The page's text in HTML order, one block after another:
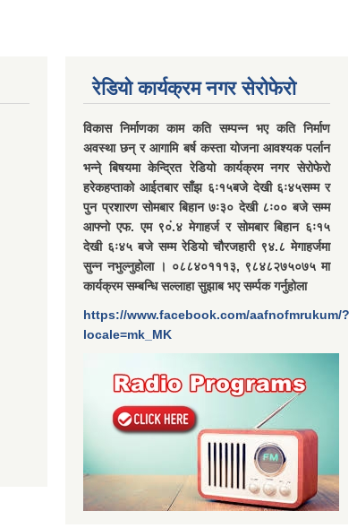
रेडियो कार्यक्रम नगर सेरोफेरो
विकास निर्माणका काम कति सम्पन्न भए कति निर्माण
अवस्था छन् र आगामि बर्ष कस्ता योजना आवश्यक पर्लान
भन्ने् बिषयमा केन्द्रित रेडियो कार्यक्रम नगर सेरोफेरो
हरेकहप्ताको आईतबार साँझ ६ः१५बजे देखी ६ः४५सम्म र
पुन प्रशारण सोमबार बिहान ७ः३० देखी ८ः०० बजे सम्म
आफ्नो एफ. एम ९०ं.४ मेगाहर्ज र सोमबार बिहान ६ः१५
देखी ६ः४५ बजे सम्म रेडियो चौरजहारी ९४.८ मेगाहर्जमा
सुन्न नभुल्नुहोला । ०८८४०१११३, ९८४८२७५०७५ मा
कार्यक्रम सम्बन्धि सल्लाहा सुझाब भए सर्म्पक गर्नुहोला
https://www.facebook.com/aafnofmrukum/?
locale=mk_MK